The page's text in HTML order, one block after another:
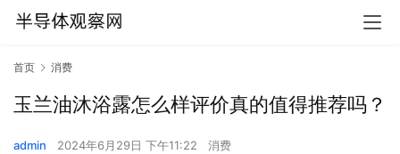
首页 消费
玉兰油沐浴露怎么样评价真的值得推荐吗？
admin 2024年6月29日 下午11:22 消费